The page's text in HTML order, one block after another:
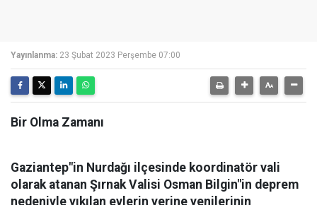
Yayınlanma: 23 Şubat 2023 Perşembe 07:00
Bir Olma Zamanı
Gaziantep"in Nurdağı ilçesinde koordinatör vali
olarak atanan Şırnak Valisi Osman Bilgin"in deprem
nedeniyle yıkılan evlerin yerine yenilerinin